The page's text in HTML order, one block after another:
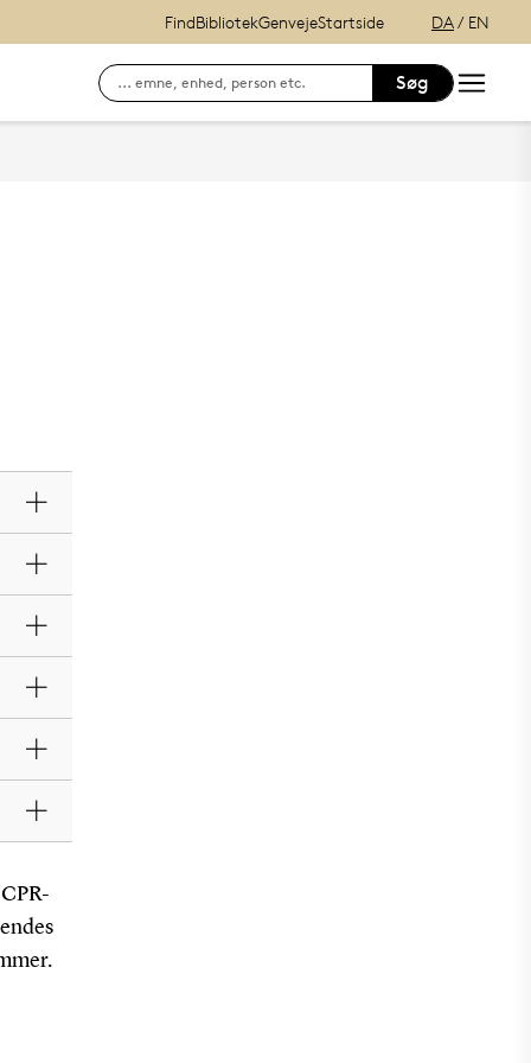
Find
Søg efter kontaktinformation på ansatte
BibliotekGenveje
E-læring (itslearning)
Startside DA/ EN
Søg